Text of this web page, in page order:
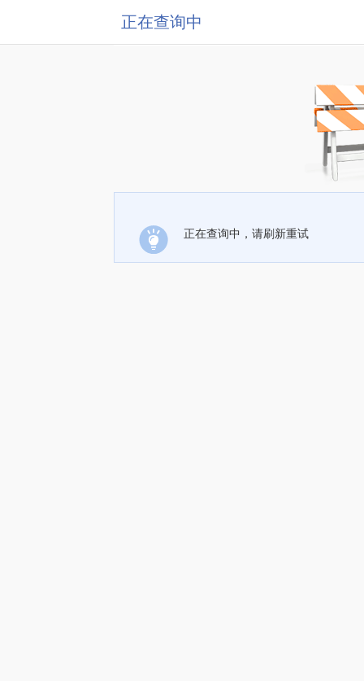
正在查询中
正在查询中，请刷新重试